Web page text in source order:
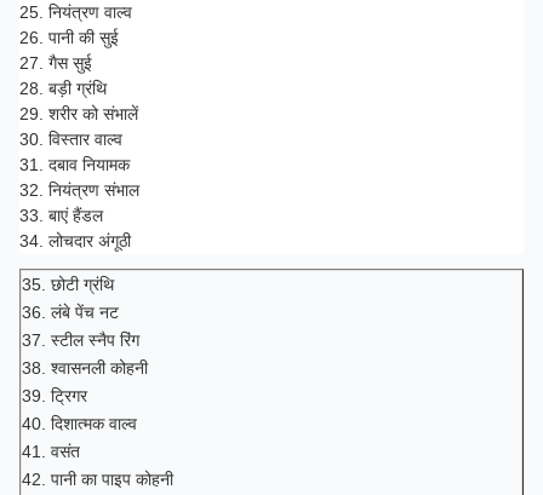
25. नियंत्रण वाल्व
26. पानी की सुई
27. गैस सुई
28. बड़ी ग्रंथि
29. शरीर को संभालें
30. विस्तार वाल्व
31. दबाव नियामक
32. नियंत्रण संभाल
33. बाएं हैंडल
34. लोचदार अंगूठी
35. छोटी ग्रंथि
36. लंबे पेंच नट
37. स्टील स्नैप रिंग
38. श्वासनली कोहनी
39. ट्रिगर
40. दिशात्मक वाल्व
41. वसंत
42. पानी का पाइप कोहनी